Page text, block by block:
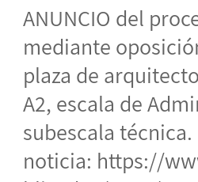
ANUNCIO del
mediante
plaza de
A2, escala de
subescala
noticia: https://